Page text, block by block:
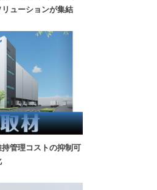
ューションが集結
持管理コストの抑制可